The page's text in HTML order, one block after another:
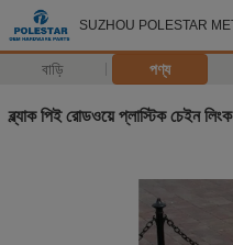
SUZHOU POLESTAR
বাড়ি পণ্য
ব্ল্যাক পিই রোডওয়ে প্লাস্টিক চেইন লিংক